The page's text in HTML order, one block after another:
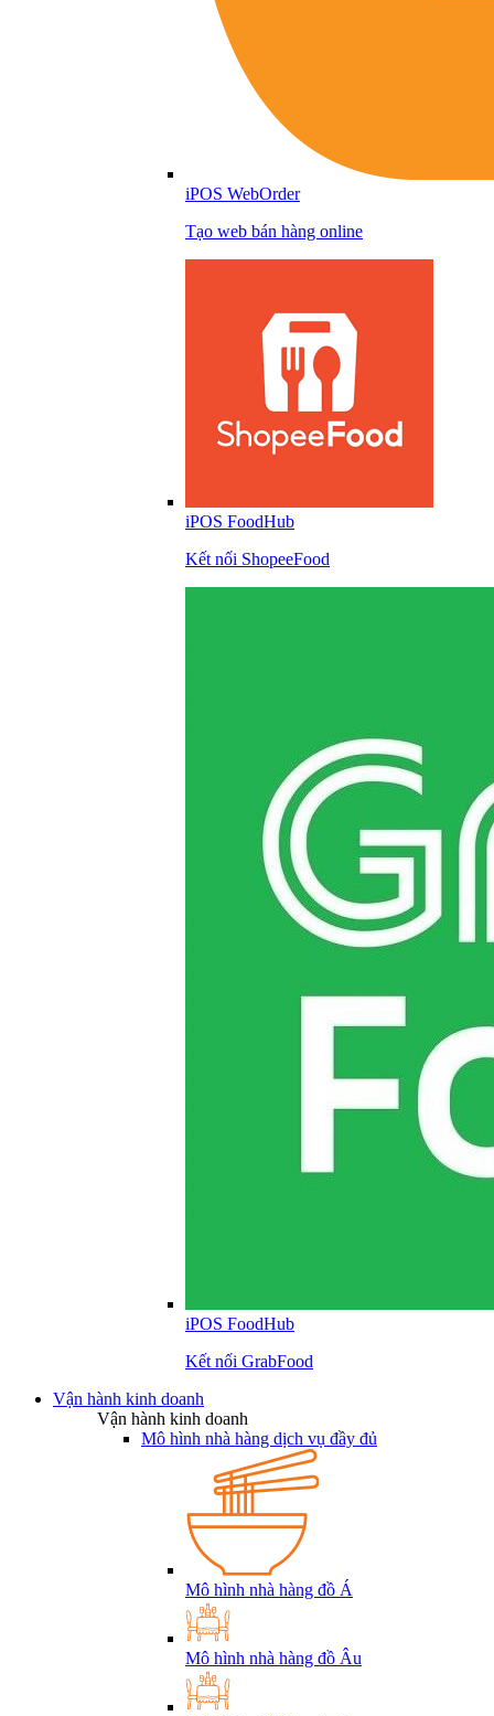
iPOS WebOrder
Tạo web bán hàng online
iPOS FoodHub
Kết nối ShopeeFood
iPOS FoodHub
Kết nối GrabFood
Vận hành kinh doanh
Vận hành kinh doanh
Mô hình nhà hàng dịch vụ đầy đủ
Mô hình nhà hàng đồ Á
Mô hình nhà hàng đồ Âu